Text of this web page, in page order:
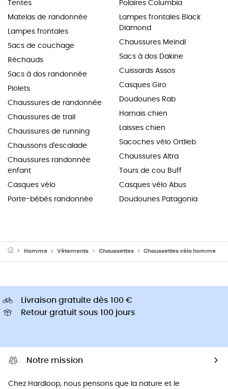
Tentes
Matelas de randonnée
Lampes frontales
Sacs de couchage
Réchauds
Sacs à dos randonnée
Piolets
Chaussures de randonnée
Chaussures de trail
Chaussures de running
Chaussons d'escalade
Chaussures randonnée
enfant
Casques vélo
Porte-bébés randonnée
Polaires Columbia
Lampes frontales Black
Diamond
Chaussures Meindl
Sacs à dos Dakine
Cuissards Assos
Casques Giro
Doudounes Rab
Harnais chien
Laisses chien
Sacoches vélo Ortlieb
Chaussures Altra
Tours de cou Buff
Casques vélo Abus
Doudounes Patagonia
Homme Vêtements Chaussettes Chaussettes vélo homme
Livraison gratuite dès 100 €
Retour gratuit sous 100 jours
Notre mission
Chez Hardloop, nous pensons que la nature et le